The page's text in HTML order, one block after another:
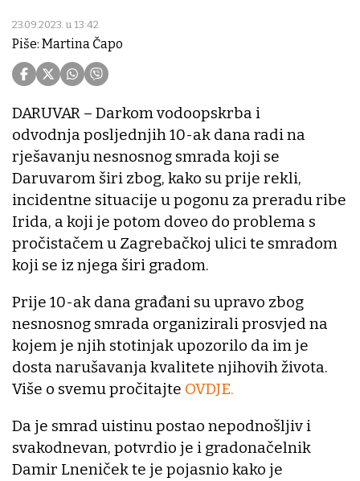
23.09.2023. u 13:42
Piše: Martina Čapo
DARUVAR – Darkom vodoopskrba i
odvodnja posljednjih 10-ak dana radi na
rješavanju nesnosnog smrada koji se
Daruvarom širi zbog, kako su prije rekli,
incidentne situacije u pogonu za preradu ribe
Irida, a koji je potom doveo do problema s
pročistačem u Zagrebačkoj ulici te smradom
koji se iz njega širi gradom.
Prije 10-ak dana građani su upravo zbog
nesnosnog smrada organizirali prosvjed na
kojem je njih stotinjak upozorilo da im je
dosta narušavanja kvalitete njihovih života.
Više o svemu pročitajte OVDJE.
Da je smrad uistinu postao nepodnošljiv i
svakodnevan, potvrdio je i gradonačelnik
Damir Lneniček te je pojasnio kako je